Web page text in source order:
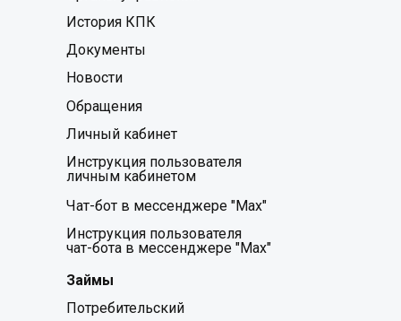
История КПК
Документы
Новости
Займы
Потребительский
Обращения
Личный кабинет
Инструкция пользователя
личным кабинетом
Чат-бот в мессенджере "Мах"
Инструкция пользователя
чат-бота в мессенджере "Мах"